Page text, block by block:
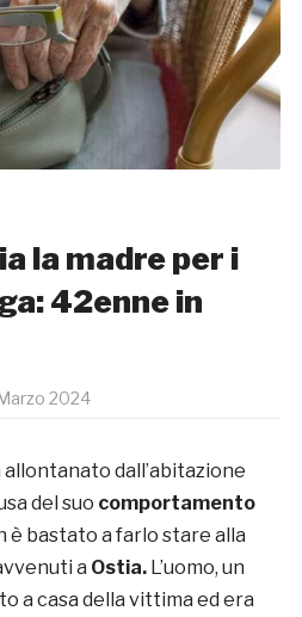
la madre per i
42enne in
2024
dall’abitazione
del suo comportamento
è bastato a farlo stare alla
a Ostia.L’uomo, un
a casa della vittima ed era